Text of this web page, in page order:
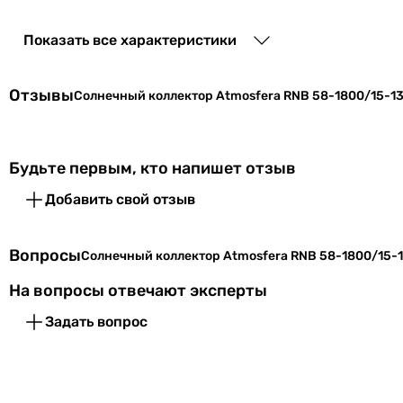
Материал рамы
ответственности за изменения, внесенные производителем.
Показать все характеристики
ОтзывыСолнечный коллектор Atmosfera RNB 58-1800/15-
Будьте первым, кто напишет отзыв
Добавить свой отзыв
ВопросыСолнечный коллектор Atmosfera RNB 58-1800/15-
На вопросы отвечают эксперты
Задать вопрос